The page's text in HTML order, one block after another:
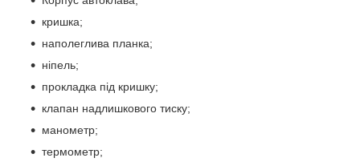
кришка;
наполеглива планка;
ніпель;
прокладка під кришку;
клапан надлишкового тиску;
манометр;
термометр;